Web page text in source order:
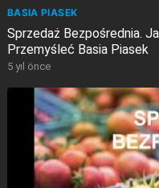
BASIA PIASEK
Sprzedaż Bezpośrednia.
Przemyśleć Basia Piasek
5 yıl önce